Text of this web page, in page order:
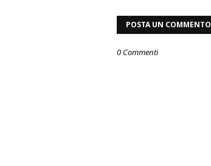
POSTA UN COMMENTO
0 Commenti